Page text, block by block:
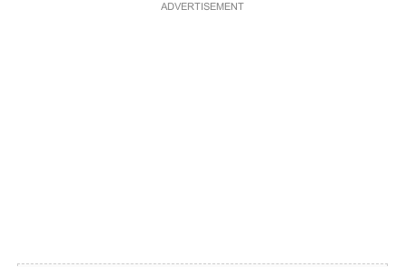
ADVERTISEMENT